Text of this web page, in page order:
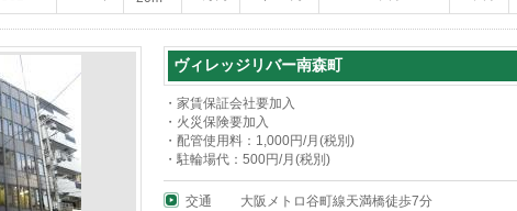
ヴィレッジリバー南森町
・家賃保証会社要加入
・火災保険要加入
・配管使用料：1,000円/月(税別)
・駐輪場代：500円/月(税別)
交通
大阪メトロ谷町線天満橋徒歩7分